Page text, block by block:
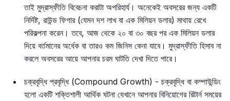
তাই মুদ্রাস্ফীতি বিবেচনা করাটা অপরিহার্য। অনেকেই অবসরের জন্য একটি
নির্দিষ্ট, রাউন্ড ফিগার (যেমন দশ লাখ বা এক মিলিয়ন ডলার) মাথায় রেখে
পরিকল্পনা করেন। তবে, আজ থেকে ২০ বা ৩০ বছর পর এক মিলিয়ন ডলার
দিয়ে বর্তমানের অর্ধেক বা তারও কম জিনিস কেনা যাবে। মুদ্রাস্ফীতি হিসাব না
করলে অবসরের আয়ে আপনার চরম ঘাটতি দেখা দিতে পারে।
চক্রবৃদ্ধি প্রবৃদ্ধি (Compound Growth) - চক্রবৃদ্ধি বা কম্পাউন্ডিং
হলো একটি শক্তিশালী আর্থিক ঘটনা যেখানে আপনার বিনিয়োগের রিটার্ন সময়ের